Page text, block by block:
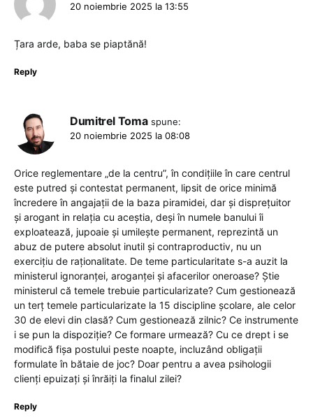
20 noiembrie 2025 la 13:55
Țara arde, baba se piaptănă!
Reply
Dumitrel Toma spune:
20 noiembrie 2025 la 08:08
Orice reglementare „de la centru”, în condițiile în care centrul
este putred și contestat permanent, lipsit de orice minimă
încredere în angajații de la baza piramidei, dar și disprețuitor
și arogant in relația cu aceștia, deși în numele banului îi
exploatează, jupoaie și umilește permanent, reprezintă un
abuz de putere absolut inutil și contraproductiv, nu un
exercițiu de raționalitate. De teme particularitate s-a auzit la
ministerul ignoranței, aroganței și afacerilor oneroase? Știe
ministerul că temele trebuie particularizate? Cum gestionează
un terț temele particularizate la 15 discipline școlare, ale celor
30 de elevi din clasă? Cum gestionează zilnic? Ce instrumente
i se pun la dispoziție? Ce formare urmează? Cu ce drept i se
modifică fișa postului peste noapte, incluzând obligații
formulate în bătaie de joc? Doar pentru a avea psihologii
clienți epuizați și înrăiți la finalul zilei?
Reply